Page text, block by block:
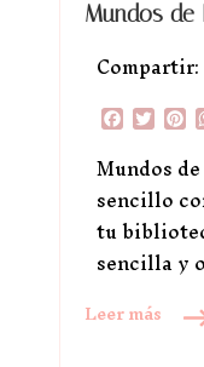
Mundos de
Compartir:
Mundos
sencillo
tu
sencilla y
Leer más